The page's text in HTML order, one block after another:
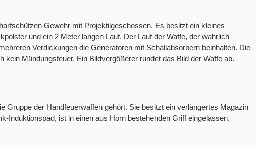
Gewehr mit Projektilgeschossen. Es besitzt ein kleines
und ein 2 Meter langen Lauf. Der Lauf der Waffe, der wahrlich
Verdickungen die Generatoren mit Schallabsorbern beinhalten. Die
Mündungsfeuer. Ein Bildvergößerer rundet das Bild der Waffe ab.
Gruppe der Handfeuerwaffen gehört. Sie besitzt ein verlängertes Magazin
Induktionspad, ist in einen aus Horn bestehenden Griff eingelassen.